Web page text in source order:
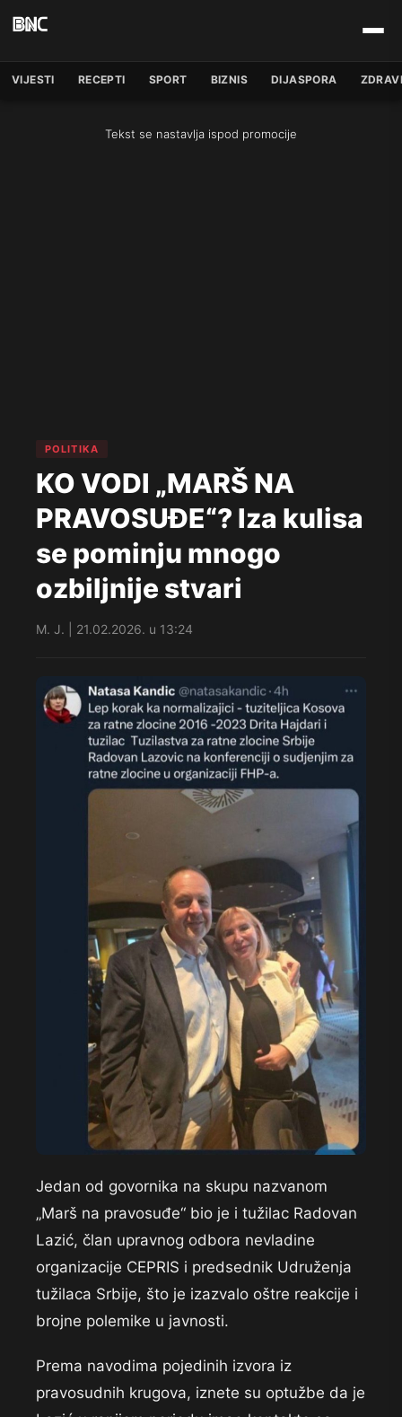
VIJESTI RECEPTI SPORT BIZNIS DIJASPORA
Tekst se nastavlja ispod promocije
POLITIKA
KO VODI „MARŠ NA
PRAVOSUĐE“? Iza kulisa
se pominju mnogo
ozbiljnije stvari
M. J. | 21.02.2026. u 13:24
Jedan od govornika na skupu nazvanom
„Marš na pravosuđe“ bio je i tužilac Radovan
Lazić, član upravnog odbora nevladine
organizacije CEPRIS i predsednik Udruženja
tužilaca Srbije, što je izazvalo oštre reakcije i
brojne polemike u javnosti.
Prema navodima pojedinih izvora iz
pravosudnih krugova, iznete su optužbe da je